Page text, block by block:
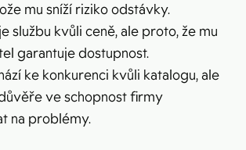
mu sníží riziko odstávky.
službu kvůli ceně, ale proto, že mu
garantuje dostupnost.
ke konkurenci kvůli katalogu, ale
ve schopnost firmy
na problémy.